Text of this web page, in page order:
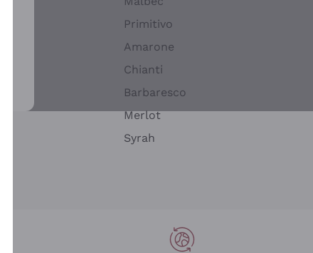
Primitivo
Amarone
Chianti
Barbaresco
Merlot
Syrah